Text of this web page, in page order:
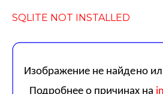
SQLITE NOT INSTALLED